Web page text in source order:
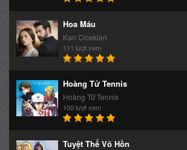
Hoa Máu
Kan Cicekleri
111 lượt xem
Hoàng Tử Tennis
Hoàng Tử Tennis
100 lượt xem
Tuyệt Thế Võ Hồn